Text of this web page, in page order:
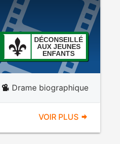
DÉCONSEILLÉ
AUX JEUNES
ENFANTS
Drame biographique
VOIR PLUS